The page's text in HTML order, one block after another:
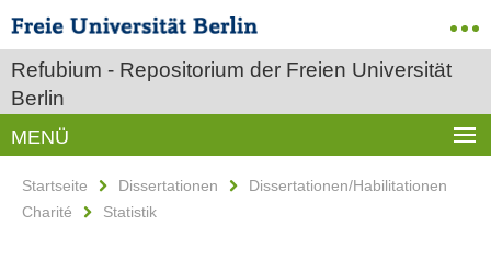
Refubium - Repositorium der Freien Universität
Berlin
MENÜ
Startseite Dissertationen
Dissertationen/Habilitationen
Charité
Statistik